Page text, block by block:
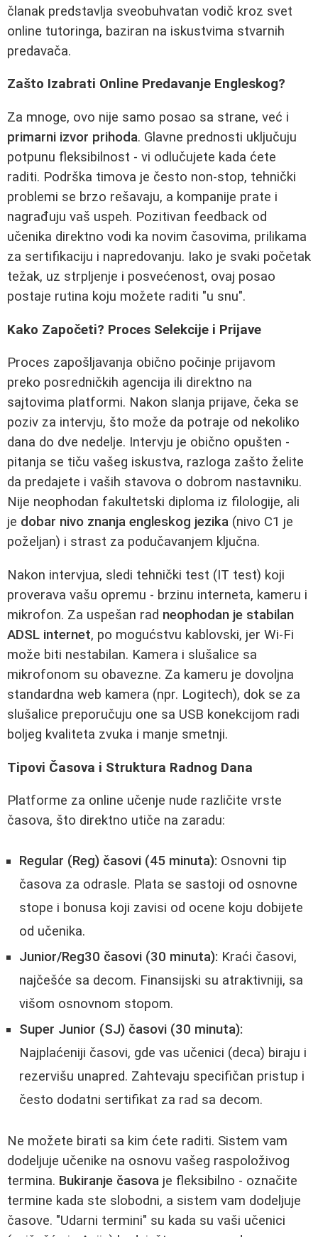
članak predstavlja sveobuhvatan vodič kroz svet
online tutoringa, baziran na iskustvima stvarnih
predavača.
Zašto Izabrati Online Predavanje Engleskog?
Za mnoge, ovo nije samo posao sa strane, već i
primarni izvor prihoda. Glavne prednosti uključuju
potpunu fleksibilnost - vi odlučujete kada ćete
raditi. Podrška timova je često non-stop, tehnički
problemi se brzo rešavaju, a kompanije prate i
nagrađuju vaš uspeh. Pozitivan feedback od
učenika direktno vodi ka novim časovima, prilikama
za sertifikaciju i napredovanju. Iako je svaki početak
težak, uz strpljenje i posvećenost, ovaj posao
postaje rutina koju možete raditi "u snu".
Kako Započeti? Proces Selekcije i Prijave
Proces zapošljavanja obično počinje prijavom
preko posredničkih agencija ili direktno na
sajtovima platformi. Nakon slanja prijave, čeka se
poziv za intervju, što može da potraje od nekoliko
dana do dve nedelje. Intervju je obično opušten -
pitanja se tiču vašeg iskustva, razloga zašto želite
da predajete i vaših stavova o dobrom nastavniku.
Nije neophodan fakultetski diploma iz filologije, ali
je dobar nivo znanja engleskog jezika (nivo C1 je
poželjan) i strast za podučavanjem ključna.
Nakon intervjua, sledi tehnički test (IT test) koji
proverava vašu opremu - brzinu interneta, kameru i
mikrofon. Za uspešan rad neophodan je stabilan
ADSL internet, po mogućstvu kablovski, jer Wi-Fi
može biti nestabilan. Kamera i slušalice sa
mikrofonom su obavezne. Za kameru je dovoljna
standardna web kamera (npr. Logitech), dok se za
slušalice preporučuju one sa USB konekcijom radi
boljeg kvaliteta zvuka i manje smetnji.
Tipovi Časova i Struktura Radnog Dana
Platforme za online učenje nude različite vrste
časova, što direktno utiče na zaradu:
Regular (Reg) časovi (45 minuta): Osnovni tip
časova za odrasle. Plata se sastoji od osnovne
stope i bonusa koji zavisi od ocene koju dobijete
od učenika.
Junior/Reg30 časovi (30 minuta): Kraći časovi,
najčešće sa decom. Finansijski su atraktivniji, sa
višom osnovnom stopom.
Super Junior (SJ) časovi (30 minuta):
Najplaćeniji časovi, gde vas učenici (deca) biraju i
rezervišu unapred. Zahtevaju specifičan pristup i
često dodatni sertifikat za rad sa decom.
Ne možete birati sa kim ćete raditi. Sistem vam
dodeljuje učenike na osnovu vašeg raspoloživog
termina. Bukiranje časova je fleksibilno - označite
termine kada ste slobodni, a sistem vam dodeljuje
časove. "Udarni termini" su kada su vaši učenici